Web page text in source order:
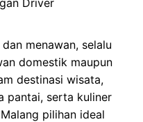
menawan, selalu
domestik maupun
destinasi wisata,
pantai, serta kuliner
pilihan ideal